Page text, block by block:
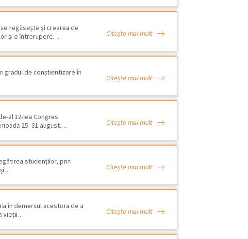
funcţionalităţii coridoarelor…
regăseşte şi crearea de
şi o întrerupere…
Citește mai mult
gradul de conștientizare în
Citește mai mult
al 12-lea Congres
25–31 august.…
Citește mai mult
studenţilor, prin
şi…
Citește mai mult
în demersul acestora de a
vieţii…
Citește mai mult